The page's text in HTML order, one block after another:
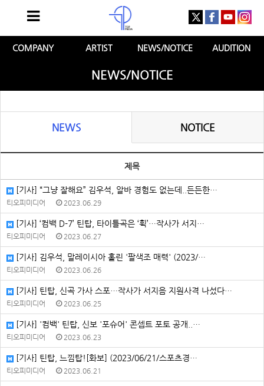
COMPANY ARTIST NEWS/NOTICE AUDITION
NEWS/NOTICE
NEWS NOTICE
제목
[기사] “그냥 잘해요” 김우석, 알바 경험도 없는데..든든한…
티오피미디어 2023.06.29
[기사] ‘컴백 D-7’ 틴탑, 타이틀곡은 ‘휙’…작사가 서지…
티오피미디어 2023.06.27
[기사] 김우석, 말레이시아 홀린 '팔색조 매력' (2023/…
티오피미디어 2023.06.26
[기사] 틴탑, 신곡 가사 스포…작사가 서지음 지원사격 나섰다…
티오피미디어 2023.06.25
[기사] '컴백' 틴탑, 신보 '포슈어' 콘셉트 포토 공개..…
티오피미디어 2023.06.23
[기사] 틴탑, 느낌탑![화보] (2023/06/21/스포츠경…
티오피미디어 2023.06.21